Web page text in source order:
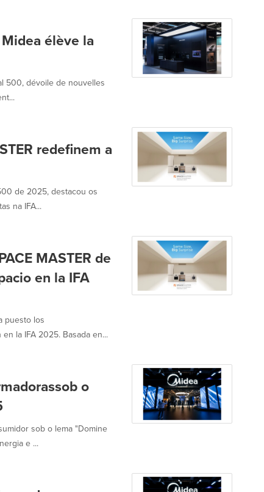
élève la
500, dévoile de nouvelles
redefinem a
de 2025, destacou os
na IFA...
MASTER de
en la IFA
puesto los
la IFA 2025. Basada en...
o
sob o lema "Domine
e ...